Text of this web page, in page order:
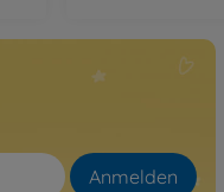
Anmelden